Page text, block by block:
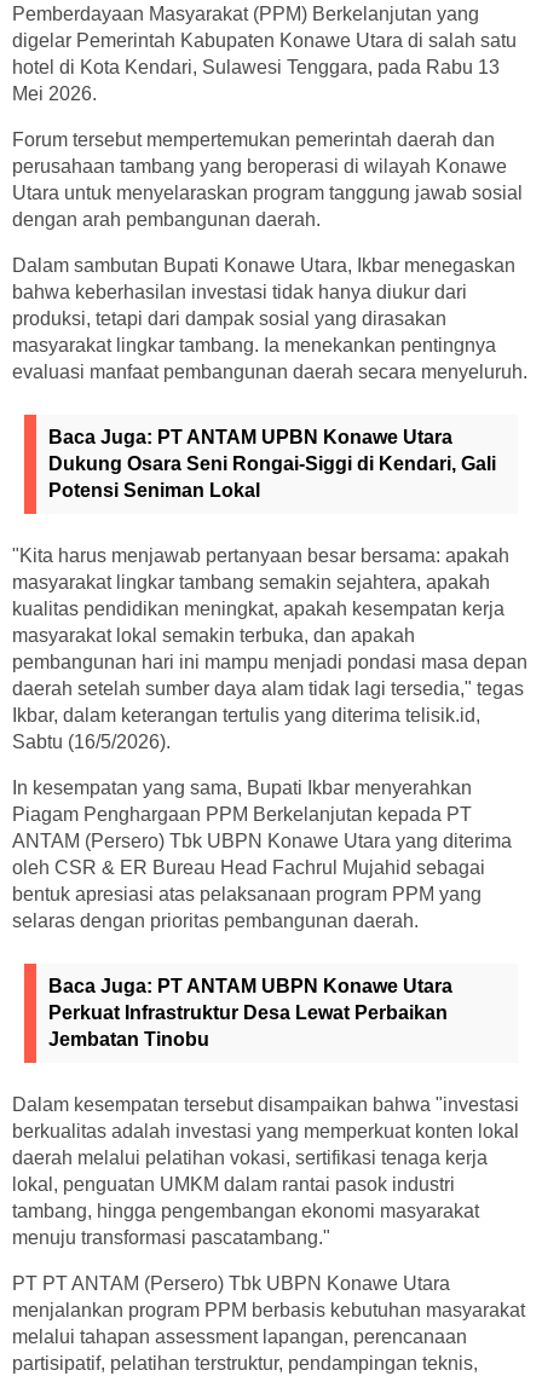
Pemberdayaan Masyarakat (PPM) Berkelanjutan yang
digelar Pemerintah Kabupaten Konawe Utara di salah satu
hotel di Kota Kendari, Sulawesi Tenggara, pada Rabu 13
Mei 2026.
Forum tersebut mempertemukan pemerintah daerah dan
perusahaan tambang yang beroperasi di wilayah Konawe
Utara untuk menyelaraskan program tanggung jawab sosial
dengan arah pembangunan daerah.
Dalam sambutan Bupati Konawe Utara, Ikbar menegaskan
bahwa keberhasilan investasi tidak hanya diukur dari
produksi, tetapi dari dampak sosial yang dirasakan
masyarakat lingkar tambang. Ia menekankan pentingnya
evaluasi manfaat pembangunan daerah secara menyeluruh.
Baca Juga: PT ANTAM UPBN Konawe Utara
Dukung Osara Seni Rongai-Siggi di Kendari, Gali
Potensi Seniman Lokal
"Kita harus menjawab pertanyaan besar bersama: apakah
masyarakat lingkar tambang semakin sejahtera, apakah
kualitas pendidikan meningkat, apakah kesempatan kerja
masyarakat lokal semakin terbuka, dan apakah
pembangunan hari ini mampu menjadi pondasi masa depan
daerah setelah sumber daya alam tidak lagi tersedia," tegas
Ikbar, dalam keterangan tertulis yang diterima telisik.id,
Sabtu (16/5/2026).
In kesempatan yang sama, Bupati Ikbar menyerahkan
Piagam Penghargaan PPM Berkelanjutan kepada PT
ANTAM (Persero) Tbk UBPN Konawe Utara yang diterima
oleh CSR & ER Bureau Head Fachrul Mujahid sebagai
bentuk apresiasi atas pelaksanaan program PPM yang
selaras dengan prioritas pembangunan daerah.
Baca Juga: PT ANTAM UBPN Konawe Utara
Perkuat Infrastruktur Desa Lewat Perbaikan
Jembatan Tinobu
Dalam kesempatan tersebut disampaikan bahwa "investasi
berkualitas adalah investasi yang memperkuat konten lokal
daerah melalui pelatihan vokasi, sertifikasi tenaga kerja
lokal, penguatan UMKM dalam rantai pasok industri
tambang, hingga pengembangan ekonomi masyarakat
menuju transformasi pascatambang."
PT PT ANTAM (Persero) Tbk UBPN Konawe Utara
menjalankan program PPM berbasis kebutuhan masyarakat
melalui tahapan assessment lapangan, perencanaan
partisipatif, pelatihan terstruktur, pendampingan teknis,